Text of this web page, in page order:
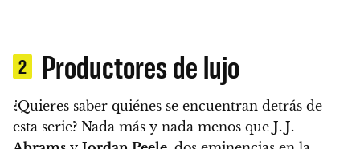
2 Productores de lujo
¿Quieres saber quiénes se encuentran detrás de
esta serie? Nada más y nada menos que J. J.